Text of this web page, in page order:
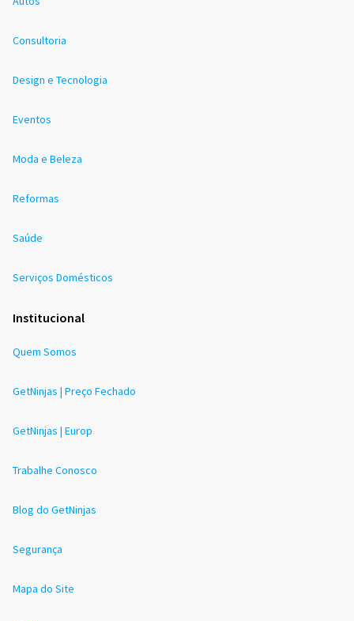
Consultoria
Design e Tecnologia
Eventos
Moda e Beleza
Reformas
Saúde
Serviços Domésticos
Institucional
Quem Somos
GetNinjas | Preço Fechado
GetNinjas | Europ
Trabalhe Conosco
Blog do GetNinjas
Segurança
Mapa do Site